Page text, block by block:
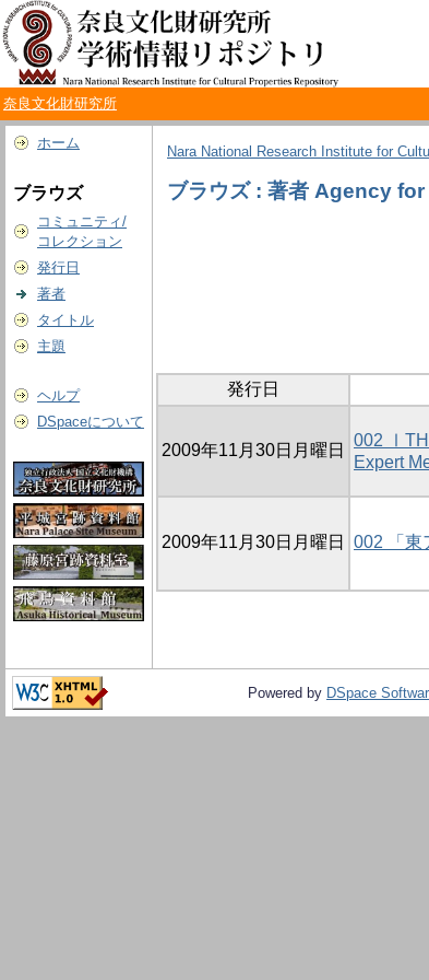
奈良文化財研究所
ホーム
ブラウズ
コミュニティ/
コレクション
発行日
著者
タイトル
主題
ヘルプ
DSpaceについて
Nara National Research Institute for
ブラウズ : 著者 Agency
発行日
2009年11月30日月曜日
002
Expert
2009年11月30日月曜日 002 「東
Powered by DSpace